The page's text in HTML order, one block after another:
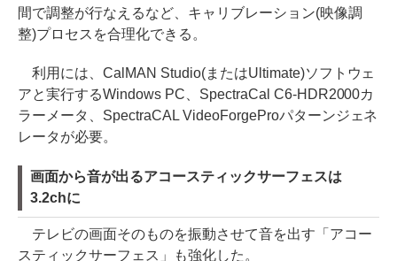
間で調整が行なえるなど、キャリブレーション(映像調
整)プロセスを合理化できる。
利用には、CalMAN Studio(またはUltimate)ソフトウェ
アと実行するWindows PC、SpectraCal C6-HDR2000カ
ラーメータ、SpectraCAL VideoForgeProパターンジェネ
レータが必要。
画面から音が出るアコースティックサーフェスは
3.2chに
テレビの画面そのものを振動させて音を出す「アコー
スティックサーフェス」も強化した。